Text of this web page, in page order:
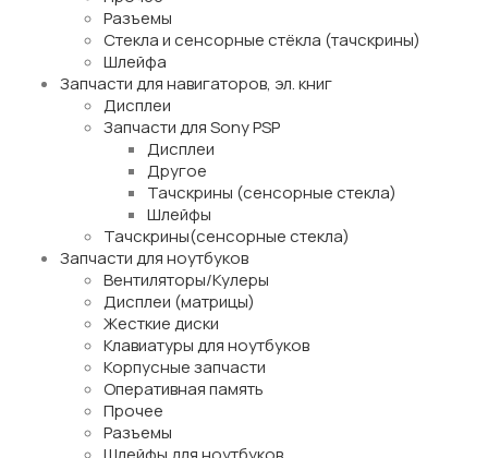
Разъемы
Стекла и сенсорные стёкла (тачскрины)
Шлейфа
Запчасти для навигаторов, эл. книг
Дисплеи
Запчасти для Sony PSP
Дисплеи
Другое
Тачскрины (сенсорные стекла)
Шлейфы
Тачскрины(сенсорные стекла)
Запчасти для ноутбуков
Вентиляторы/Кулеры
Дисплеи (матрицы)
Жесткие диски
Клавиатуры для ноутбуков
Корпусные запчасти
Оперативная память
Прочее
Разъемы